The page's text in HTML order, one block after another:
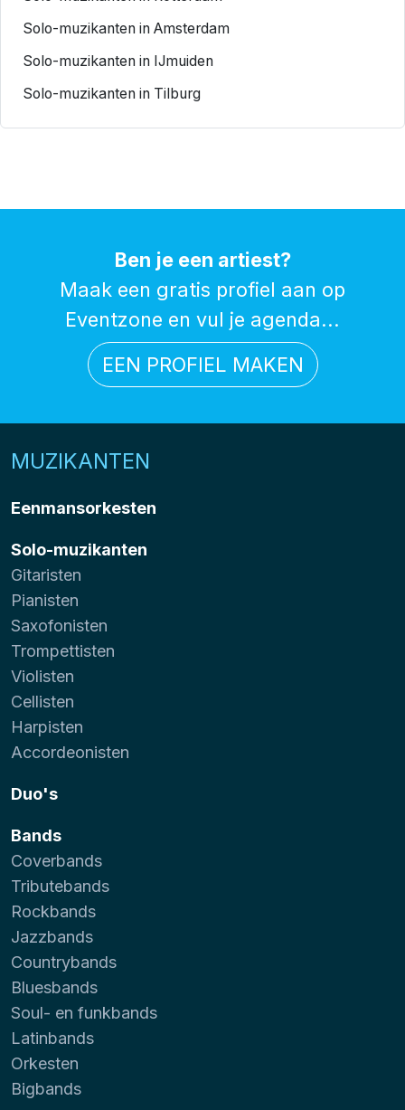
Solo-muzikanten in Amsterdam
Solo-muzikanten in IJmuiden
Solo-muzikanten in Tilburg
Ben je een artiest?
Maak een gratis profiel aan op
Eventzone en vul je agenda...
EEN PROFIEL MAKEN
MUZIKANTEN
Eenmansorkesten
Solo-muzikanten
Gitaristen
Pianisten
Saxofonisten
Trompettisten
Violisten
Cellisten
Harpisten
Accordeonisten
Duo's
Bands
Coverbands
Tributebands
Rockbands
Jazzbands
Countrybands
Bluesbands
Soul- en funkbands
Latinbands
Orkesten
Bigbands